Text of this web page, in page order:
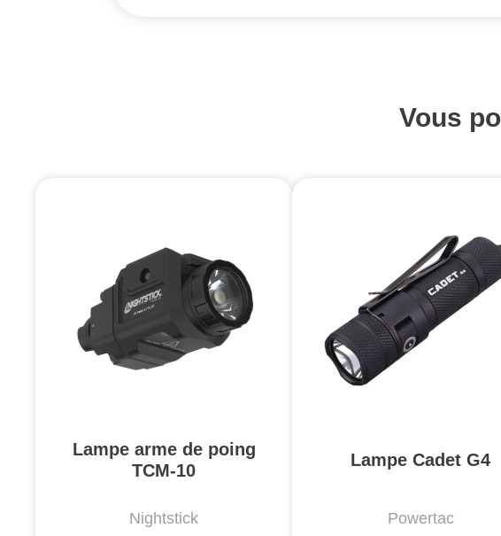
Vous
Lampe arme de poing
TCM-10
Nightstick
Lampe Cadet G4
Powertac